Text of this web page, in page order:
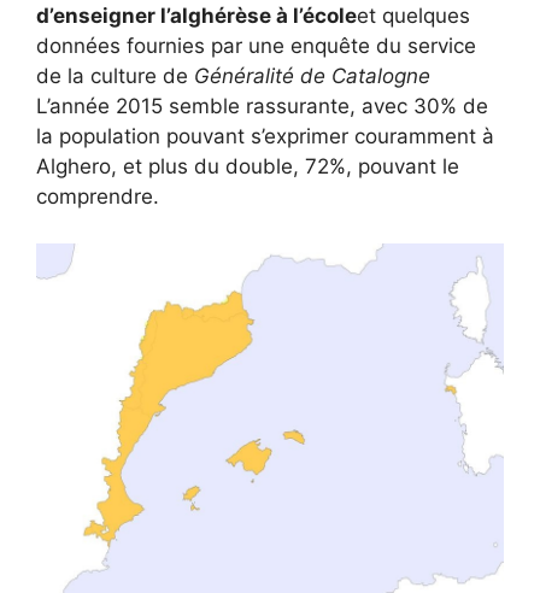
d’enseigner l’alghérèse à l’écoleet quelques
données fournies par une enquête du service
de la culture de Généralité de Catalogne
L’année 2015 semble rassurante, avec 30% de
la population pouvant s’exprimer couramment à
Alghero, et plus du double, 72%, pouvant le
comprendre.